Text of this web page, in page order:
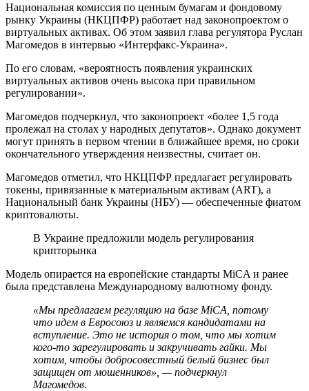
Национальная комиссия по ценным бумагам и фондовому
рынку Украины (НКЦПФР) работает над законопроектом о
виртуальных активах. Об этом заявил глава регулятора Руслан
Магомедов в интервью «Интерфакс-Украина».
По его словам, «вероятность появления украинских
виртуальных активов очень высока при правильном
регулировании».
Магомедов подчеркнул, что законопроект «более 1,5 года
пролежал на столах у народных депутатов». Однако документ
могут принять в первом чтении в ближайшее время, но сроки
окончательного утверждения неизвестны, считает он.
Магомедов отметил, что НКЦПФР предлагает регулировать
токены, привязанные к материальным активам (ART), а
Национальный банк Украины (НБУ) — обеспеченные фиатом
криптовалюты.
В Украине предложили модель регулирования
крипторынка
Модель опирается на европейские стандарты MiCA и ранее
была представлена Международному валютному фонду.
«Мы предлагаем регуляцию на базе MiCA, потому
что идем в Евросоюз и являемся кандидатами на
вступление. Это не история о том, что мы хотим
кого-то зарегулировать и закручивать гайки. Мы
хотим, чтобы добросовестный белый бизнес был
защищен от мошенников», — подчеркнул
Магомедов.